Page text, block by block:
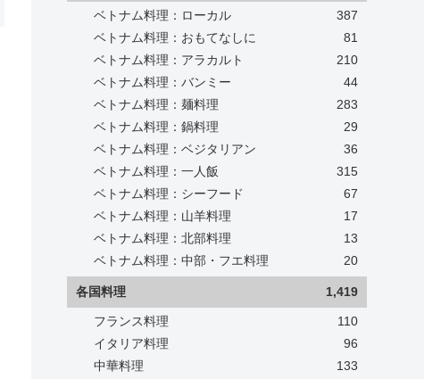
ベトナム料理：ローカル
387
ベトナム料理：おもてなしに
81
ベトナム料理：アラカルト
210
ベトナム料理：バンミー
44
ベトナム料理：麺料理
283
ベトナム料理：鍋料理
29
ベトナム料理：ベジタリアン
36
ベトナム料理：一人飯
315
ベトナム料理：シーフード
67
ベトナム料理：山羊料理
17
ベトナム料理：北部料理
13
ベトナム料理：中部・フエ料理
20
各国料理 1,419
フランス料理
110
イタリア料理
96
中華料理
133